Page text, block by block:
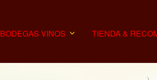
BODEGAS VINOS TIENDA &